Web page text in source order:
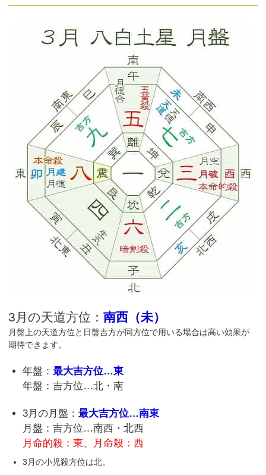
3月の天道方位：南西（未）
月盤上の天道方位と日盤吉方が同方位で用いる場合は高い効果が
期待できます。
年盤：最大吉方位…東
年盤：吉方位…北・南
3月の月盤：最大吉方位…南東
月盤：吉方位…南西・北西
月命的殺：東、月命殺：西
3月の小児殺方位は北。